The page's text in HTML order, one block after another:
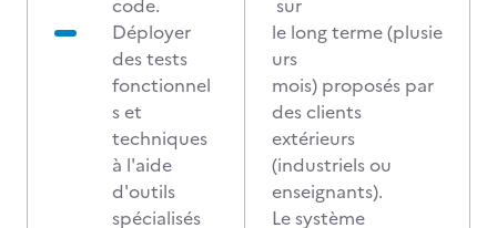
code.
Déployer
des tests
fonctionnel
s et
techniques
à l'aide
d'outils
spécialisés
sur
le long terme (plusie
urs
mois) proposés par
des clients
extérieurs
(industriels ou
enseignants).
Le système